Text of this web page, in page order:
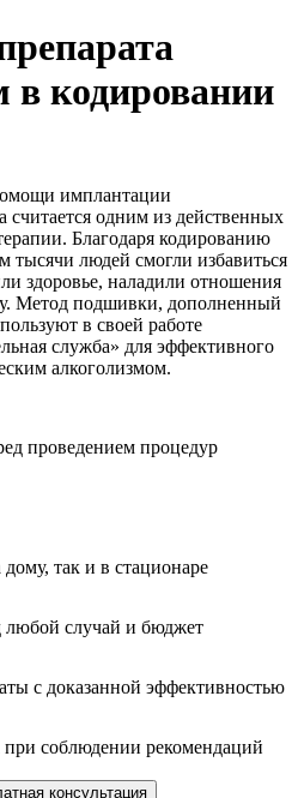
кодировании
имплантации
считается одним из действенных
Благодаря кодированию
тысячи людей смогли избавиться
здоровье, наладили отношения
Метод подшивки, дополненный
в своей работе
служба» для эффективного
алкоголизмом.
проведением процедур
так и в стационаре
любой случай и бюджет
с доказанной эффективностью
при соблюдении рекомендаций
консультация